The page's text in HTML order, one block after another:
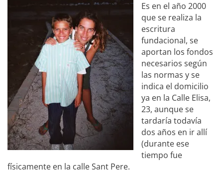
Es en el año 2000
que se realiza la
escritura
fundacional, se
aportan los fondos
necesarios según
las normas y se
indica el domicilio
ya en la Calle Elisa,
23, aunque se
tardaría todavía
dos años en ir allí
(durante ese
tiempo fue
físicamente en la calle Sant Pere.